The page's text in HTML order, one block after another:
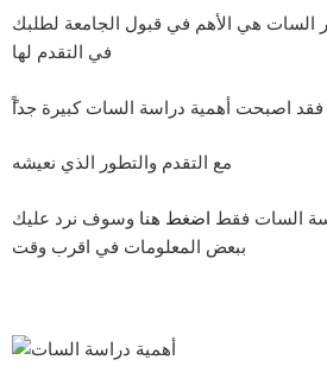
السات هي الأهم في قبول الجامعة لطلبك
في التقدم لها
ًفقد اصبحت أهمية دراسة السات كبيرة جداً
السات فقط اضغط هنا وسوف نرد عليك
ببعض المعلومات في اقرب وقت